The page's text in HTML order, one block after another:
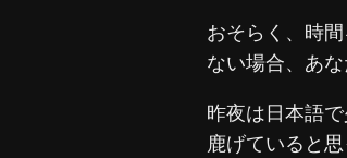
おそらく、時
ない場合、あ
昨夜は日本語
鹿げていると